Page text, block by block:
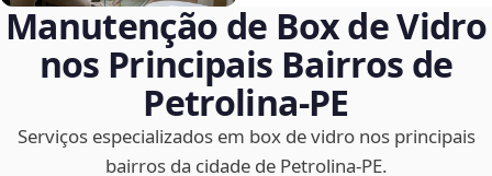
Manutenção de Box de Vidro
nos Principais Bairros de
Petrolina‑PE
Serviços especializados em box de vidro nos principais
bairros da cidade de Petrolina‑PE.